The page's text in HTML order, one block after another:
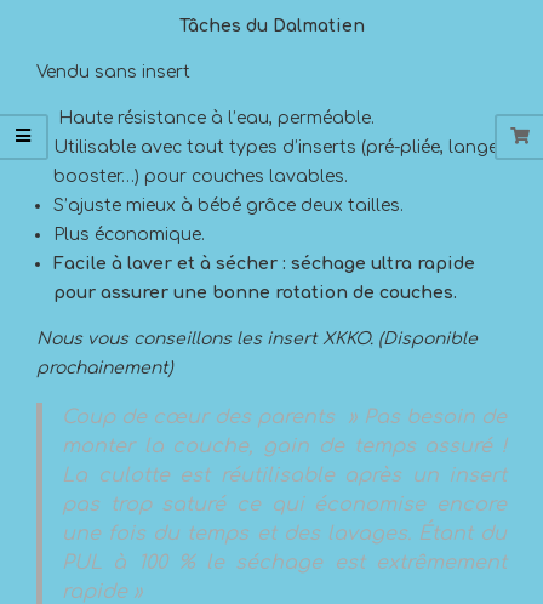
Tâches du Dalmatien
Vendu sans insert
Haute résistance à l’eau, perméable.
Utilisable avec tout types d’inserts (pré-pliée, lange,
booster…) pour couches lavables.
S’ajuste mieux à bébé grâce deux tailles.
Plus économique.
Facile à laver et à sécher : séchage ultra rapide
pour assurer une bonne rotation de couches.
Nous vous conseillons les insert XKKO. (Disponible
prochainement)
Coup de cœur des parents » Pas besoin de
monter la couche, gain de temps assuré !
La culotte est réutilisable après un insert
pas trop saturé ce qui économise encore
une fois du temps et des lavages. Étant du
PUL à 100 % le séchage est extrêmement
rapide »